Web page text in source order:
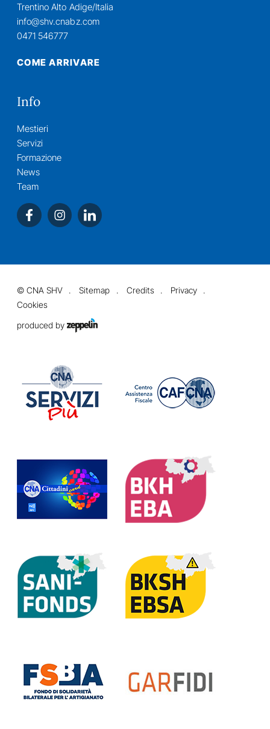
Trentino Alto Adige/Italia
info@shv.cnabz.com
0471 546777
COME ARRIVARE
Info
Mestieri
Servizi
Formazione
News
Team
©CNA SHV Sitemap Credits
Privacy
Cookies
produced by